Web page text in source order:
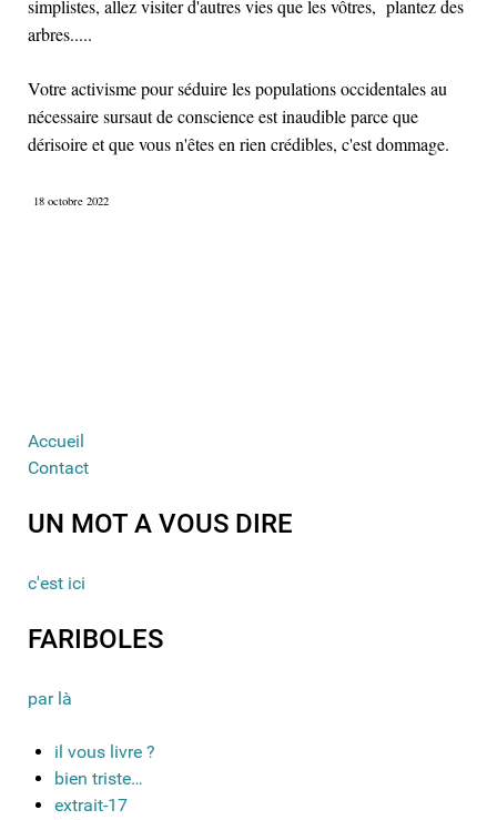
simplistes, allez visiter d'autres vies que les vôtres, plantez des
arbres.....
Votre activisme pour séduire les populations occidentales au
nécessaire sursaut de conscience est inaudible parce que
dérisoire et que vous n'êtes en rien crédibles, c'est dommage.
18 octobre 2022
Accueil
Contact
UN MOT A VOUS DIRE
c'est ici
FARIBOLES
par là
il vous livre ?
bien triste…
extrait-17